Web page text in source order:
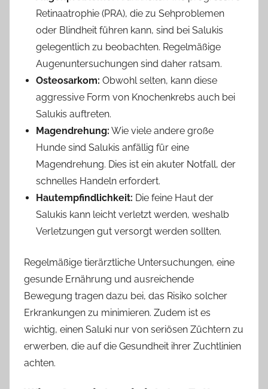
Retinaatrophie (PRA), die zu Sehproblemen
oder Blindheit führen kann, sind bei Salukis
gelegentlich zu beobachten. Regelmäßige
Augenuntersuchungen sind daher ratsam.
Osteosarkom: Obwohl selten, kann diese
aggressive Form von Knochenkrebs auch bei
Salukis auftreten.
Magendrehung: Wie viele andere große
Hunde sind Salukis anfällig für eine
Magendrehung. Dies ist ein akuter Notfall, der
schnelles Handeln erfordert.
Hautempfindlichkeit: Die feine Haut der
Salukis kann leicht verletzt werden, weshalb
Verletzungen gut versorgt werden sollten.
Regelmäßige tierärztliche Untersuchungen, eine
gesunde Ernährung und ausreichende
Bewegung tragen dazu bei, das Risiko solcher
Erkrankungen zu minimieren. Zudem ist es
wichtig, einen Saluki nur von seriösen Züchtern zu
erwerben, die auf die Gesundheit ihrer Zuchtlinien
achten.